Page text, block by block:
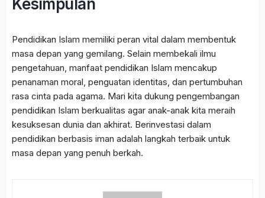
Kesimpulan
Pendidikan Islam memiliki peran vital dalam membentuk
masa depan yang gemilang. Selain membekali ilmu
pengetahuan, manfaat pendidikan Islam mencakup
penanaman moral, penguatan identitas, dan pertumbuhan
rasa cinta pada agama. Mari kita dukung pengembangan
pendidikan Islam berkualitas agar anak-anak kita meraih
kesuksesan dunia dan akhirat. Berinvestasi dalam
pendidikan berbasis iman adalah langkah terbaik untuk
masa depan yang penuh berkah.